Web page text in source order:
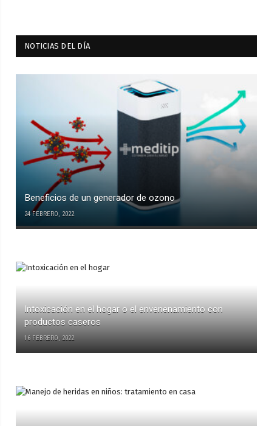
NOTICIAS DEL DÍA
Beneficios de un generador de ozono
24 FEBRERO, 2022
Intoxicación en el hogar o el envenenamiento con
productos caseros
16 FEBRERO, 2022